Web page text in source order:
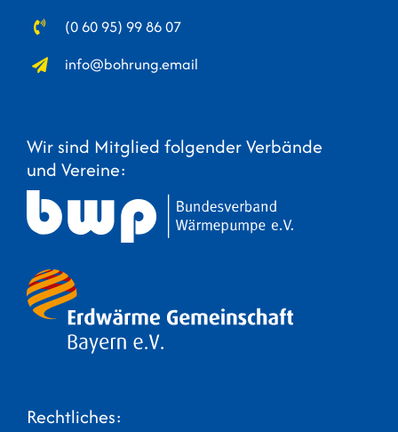
(0 60 95) 99 86 07
info@bohrung.email
Wir sind Mitglied folgender Verbände
und Vereine:
Rechtliches: